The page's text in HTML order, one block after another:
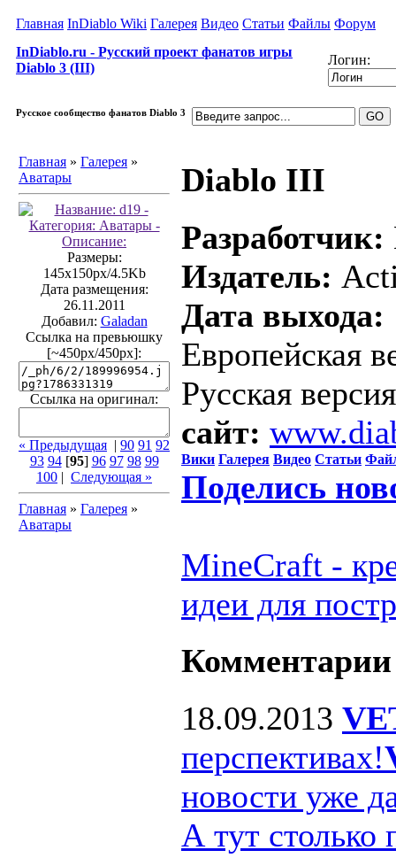
Главная InDiablo Wiki Галерея Видео Статьи Файлы Форум
InDiablo.ru - Русский проект фанатов игры
Diablo 3 (III)
Логин:
Русское сообщество фанатов Diablo 3
Главная » Галерея »
Аватары
Размеры:
145x150px/4.5Kb
Дата размещения:
26.11.2011
Добавил: Galadan
Ссылка на превьюшку
[~450px/450px]:
Ссылка на оригинал:
« Предыдущая | 90 91 92
93 94[95] 96 97 98 99
100 | Следующая »
Главная » Галерея »
Аватары
Diablo III
Разработчик:
Издатель:
Дата выхода:
Европейская
Русская
сайт:
Вики Галерея Видео Статьи
Поделись
MineCraft -
идеи для
Комментарии
18.09.2013
перспективах!
новости уже
А тут